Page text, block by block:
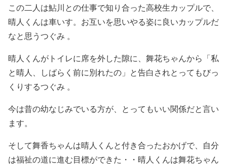
この二人は鮎川との仕事で知り合った高校生カップルで、
晴人くんは車いす。お互いを思いやる姿に良いカップルだ
なと思うつぐみ 。
晴人くんがトイレに席を外した隙に、舞花ちゃんから「私
と晴人、しばらく前に別れたの」と告白されとってもびっ
くりするつぐみ 。
今は昔の幼なじみでいる方が、とってもいい関係だと言い
ます。
そして舞香ちゃんは晴人くんと付き合ったおかげで、自分
は福祉の道に進む目標ができた・・晴人くんは舞花ちゃん